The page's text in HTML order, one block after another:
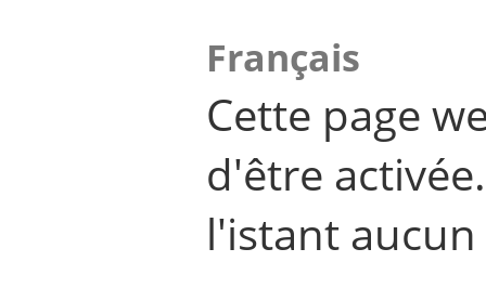
Français
Cette page
d'être
l'istant